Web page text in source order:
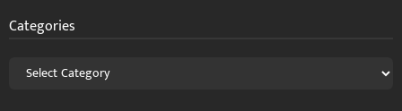
Categories